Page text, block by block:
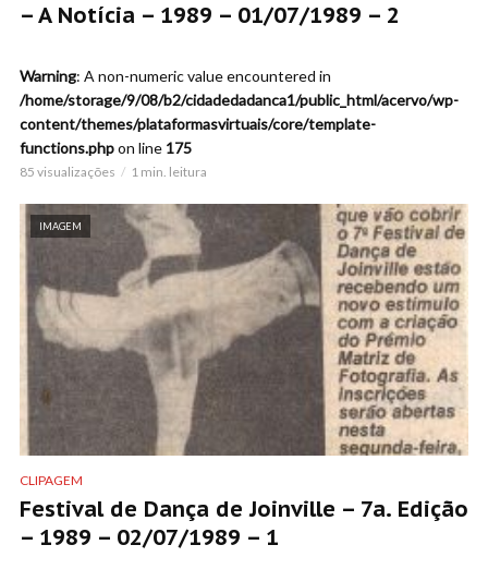
– A Notícia – 1989 – 01/07/1989 – 2
Warning: A non-numeric value encountered in
/home/storage/9/08/b2/cidadedadanca1/public_html/acervo/wp-
content/themes/plataformasvirtuais/core/template-
functions.phpon line 175
85 visualizações 1 min. leitura
IMAGEM
CLIPAGEM
Festival de Dança de Joinville – 7a. Edição
– 1989 – 02/07/1989 – 1